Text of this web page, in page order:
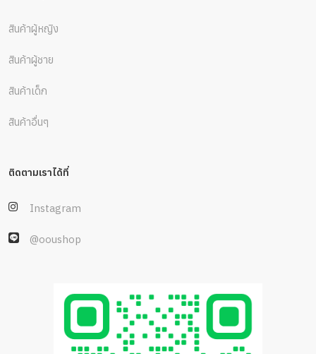
สินค้าผู้หญิง
สินค้าผู้ชาย
สินค้าเด็ก
สินค้าอื่นๆ
ติดตามเราได้ที่
Instagram
@ooushop